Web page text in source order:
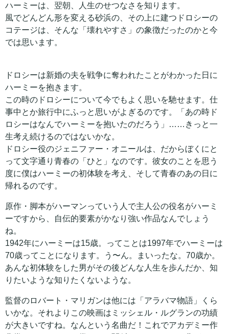
ハーミーは、翌朝、人生のせつなさを知ります。
風でどんどん形を変える砂浜の、その上に建つドロシーの
コテージは、そんな「壊れやすさ」の象徴だったのかと今
では思います。
ドロシーは新婚の夫を戦争に奪われたことがわかった日に
ハーミーを抱きます。
この時のドロシーについて今でもよく思いを馳せます。仕
事中とか旅行中にふっと思いがよぎるのです。「あの時ド
ロシーはなんでハーミーを抱いたのだろう」……きっと一
生考え続けるのではないかな。
ドロシー役のジェニファー・オニールは、だからぼくにと
って文字通り青春の「ひと」なのです。彼女のことを思う
度に僕はハーミーの初体験を考え、そして青春のあの日に
帰れるのです。
原作・脚本がハーマンっていう人で主人公の役名がハーミ
ーですから、自伝的要素がかなり強い作品なんでしょう
ね。
1942年にハーミーは15歳。ってことは1997年でハーミーは
70歳ってことになります。う〜ん。まいったな。70歳か。
あんな初体験をした男がその後どんな人生を歩んだか、知
りたいような知りたくないような。
監督のロバート・マリガンは他には「アラバマ物語」くら
いかな。それよりこの映画はミッシェル・ルグランの功績
が大きいですね。なんという名曲だ！これでアカデミー作